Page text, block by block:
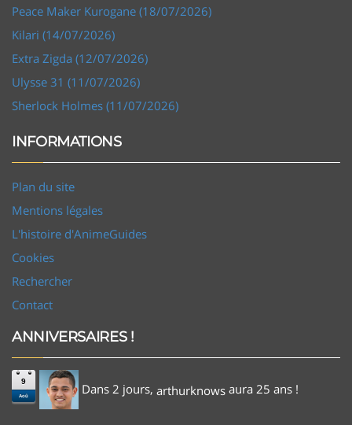
Peace Maker Kurogane (18/07/2026)
Kilari (14/07/2026)
Extra Zigda (12/07/2026)
Ulysse 31 (11/07/2026)
Sherlock Holmes (11/07/2026)
INFORMATIONS
Plan du site
Mentions légales
L'histoire d'AnimeGuides
Cookies
Rechercher
Contact
ANNIVERSAIRES !
9
Aoû Dans 2 jours, arthurknows aura 25 ans !